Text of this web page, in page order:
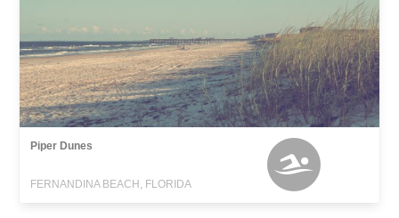
Piper Dunes
FERNANDINA BEACH, FLORIDA